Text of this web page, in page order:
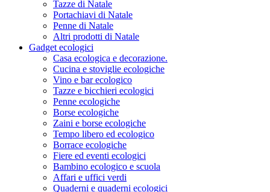
Tazze di Natale
Portachiavi di Natale
Penne di Natale
Altri prodotti di Natale
Gadget ecologici
Casa ecologica e decorazione.
Cucina e stoviglie ecologiche
Vino e bar ecologico
Tazze e bicchieri ecologici
Penne ecologiche
Borse ecologiche
Zaini e borse ecologiche
Tempo libero ed ecologico
Borrace ecologiche
Fiere ed eventi ecologici
Bambino ecologico e scuola
Affari e uffici verdi
Quaderni e quaderni ecologici